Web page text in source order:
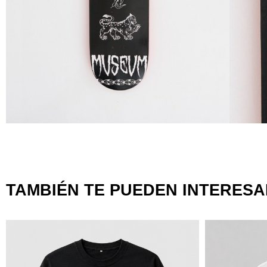
TAMBIÉN TE PUEDEN